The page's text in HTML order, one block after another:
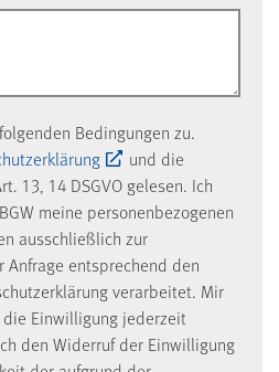
Bedingungen zu.
und die
13, 14 DSGVO gelesen. Ich
meine personenbezogenen
ausschließlich zur
Anfrage entsprechend den
verarbeitet. Mir
Einwilligung jederzeit
den Widerruf der Einwilligung